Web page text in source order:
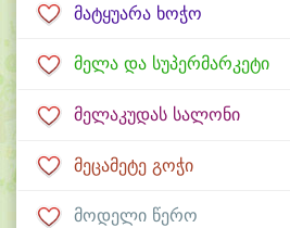
მატყუარა ხოჭო
მელა და სუპერმარკეტი
მელაკუდას სალონი
მეცამეტე გოჭი
მოდელი წერო